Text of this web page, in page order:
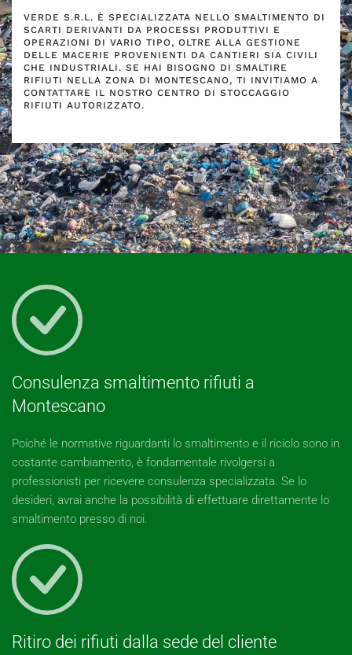
VERDE S.R.L. È SPECIALIZZATA NELLO SMALTIMENTO DI
SCARTI DERIVANTI DA PROCESSI PRODUTTIVI E
OPERAZIONI DI VARIO TIPO, OLTRE ALLA GESTIONE
DELLE MACERIE PROVENIENTI DA CANTIERI SIA CIVILI
CHE INDUSTRIALI. SE HAI BISOGNO DI SMALTIRE
RIFIUTI NELLA ZONA DI MONTESCANO, TI INVITIAMO A
CONTATTARE IL NOSTRO CENTRO DI STOCCAGGIO
RIFIUTI AUTORIZZATO.
Consulenza smaltimento rifiuti a
Montescano
Poiché le normative riguardanti lo smaltimento e il riciclo sono in
costante cambiamento, è fondamentale rivolgersi a
professionisti per ricevere consulenza specializzata. Se lo
desideri, avrai anche la possibilità di effettuare direttamente lo
smaltimento presso di noi.
Ritiro dei rifiuti dalla sede del cliente